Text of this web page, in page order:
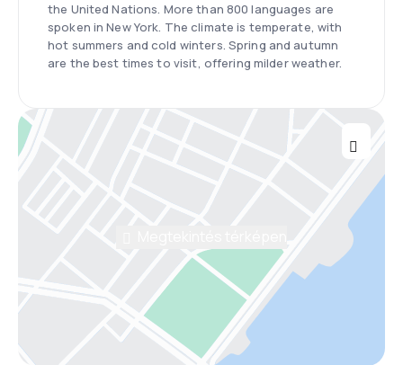
the United Nations. More than 800 languages are
spoken in New York. The climate is temperate, with
hot summers and cold winters. Spring and autumn
are the best times to visit, offering milder weather.